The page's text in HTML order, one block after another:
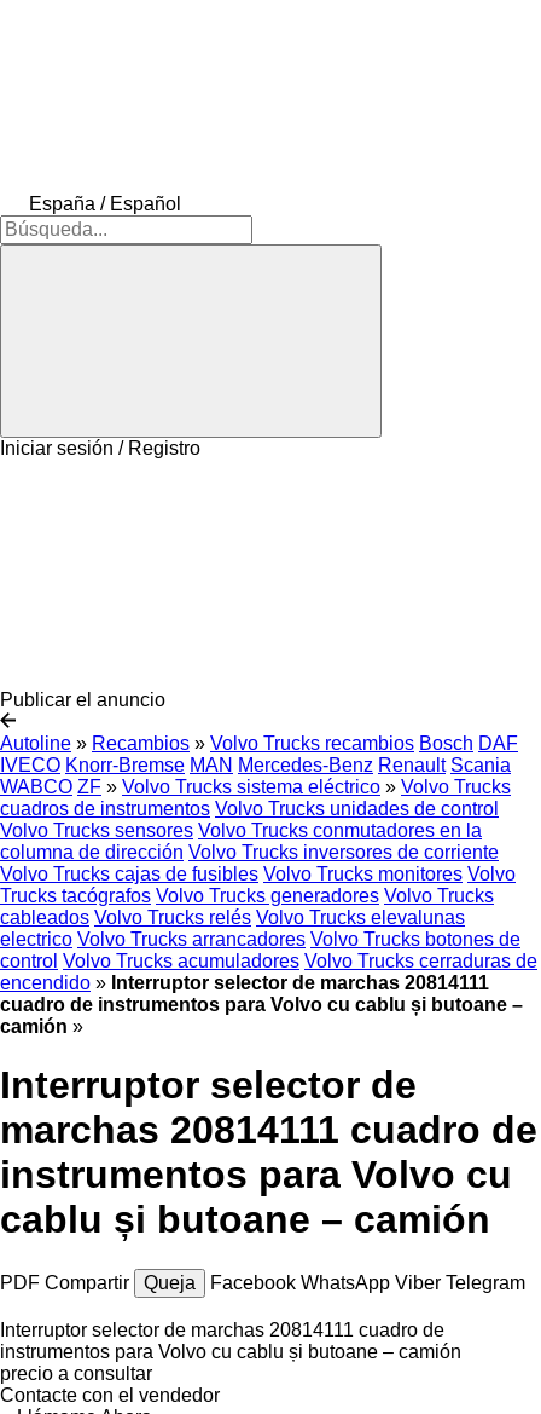
España / Español
Iniciar sesión / Registro
Publicar el anuncio
Autoline » Recambios » Volvo Trucks recambios Bosch DAF
IVECO Knorr-Bremse MAN Mercedes-Benz Renault Scania
WABCO ZF » Volvo Trucks sistema eléctrico » Volvo Trucks
cuadros de instrumentos Volvo Trucks unidades de control
Volvo Trucks sensores Volvo Trucks conmutadores en la
columna de dirección Volvo Trucks inversores de corriente
Volvo Trucks cajas de fusibles Volvo Trucks monitores Volvo
Trucks tacógrafos Volvo Trucks generadores Volvo Trucks
cableados Volvo Trucks relés Volvo Trucks elevalunas
electrico Volvo Trucks arrancadores Volvo Trucks botones de
control Volvo Trucks acumuladores Volvo Trucks cerraduras de
encendido » Interruptor selector de marchas 20814111
cuadro de instrumentos para Volvo cu cablu și butoane –
camión »
Interruptor selector de
marchas 20814111 cuadro de
instrumentos para Volvo cu
cablu și butoane – camión
PDF Compartir Queja Facebook WhatsApp Viber Telegram
Interruptor selector de marchas 20814111 cuadro de
instrumentos para Volvo cu cablu și butoane – camión
precio a consultar
Contacte con el vendedor